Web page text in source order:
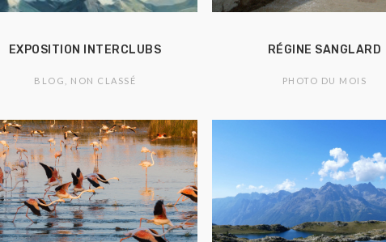
EXPOSITION INTERCLUBS
BLOG NON CLASSÉ
RÉGINE SANGLARD
PHOTO DU MOIS